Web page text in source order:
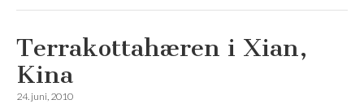
Terrakottahæren i Xian,
Kina
24. juni, 2010